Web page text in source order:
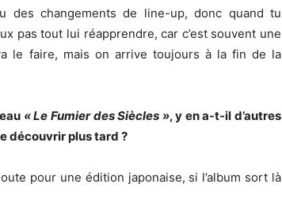
changements de line-up, donc quand tu
pas tout lui réapprendre, car c’est souvent une
le faire, mais on arrive toujours à la fin de la
« Le Fumier des Siècles », y en a-t-il d’autres
découvrir plus tard ?
pour une édition japonaise, si l’album sort là